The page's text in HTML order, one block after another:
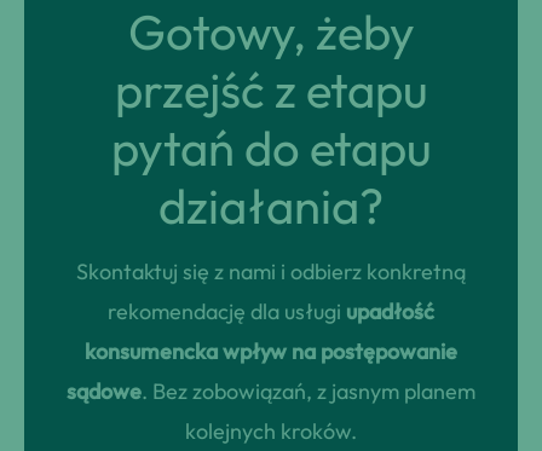
Gotowy, żeby
przejść z etapu
pytań do etapu
działania?
Skontaktuj się z nami i odbierz konkretną
rekomendację dla usługi upadłość
konsumencka wpływ na postępowanie
sądowe. Bez zobowiązań, z jasnym planem
kolejnych kroków.